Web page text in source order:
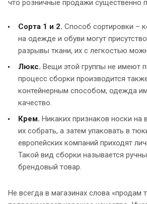
что розничные продажи существенно
Сорта 1 и 2. Способ сортировки –
на одежде и обуви могут
разрывы ткани, их с легкостью
Люкс. Вещи этой группы не имеют
процесс сборки производится
контейнерным способом, одежда
качество.
Крем. Никаких признаков носки на
их собрать, а затем упаковать в
европейских компаний приходят
Такой вид сборки называется
брендовый товар.
Не всегда в магазинах слова «продам